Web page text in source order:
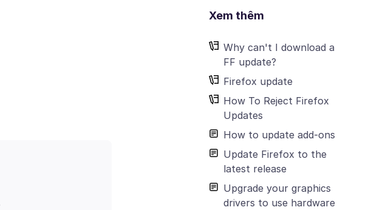
Xem thêm
Why can't I download a
FF update?
Firefox update
How To Reject Firefox
Updates
How to update add-ons
Update Firefox to the
latest release
Upgrade your graphics
drivers to use hardware